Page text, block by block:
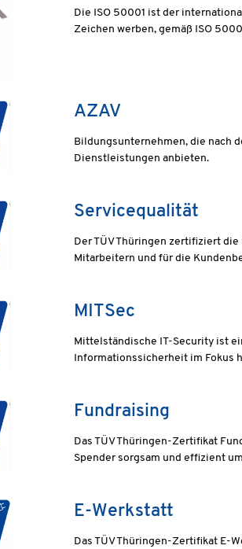
Die ISO 50001 ist der
Zeichen werben, gemäß ISO
AZAV
Bildungsunternehmen, die nach
Dienstleistungen anbieten.
Servicequalität
Der TÜV Thüringen zertifiziert
Mitarbeitern und für die
MITSec
Mittelständische IT-Security ist
Informationssicherheit im Fokus
Fundraising
Das TÜV Thüringen-Zertifikat
Spender sorgsam und effizient
E-Werkstatt
Das TÜV Thüringen-Zertifikat E-